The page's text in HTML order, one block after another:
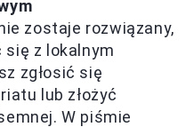
zostaje rozwiązany,
z lokalnym
zgłosić się
lub złożyć
W piśmie